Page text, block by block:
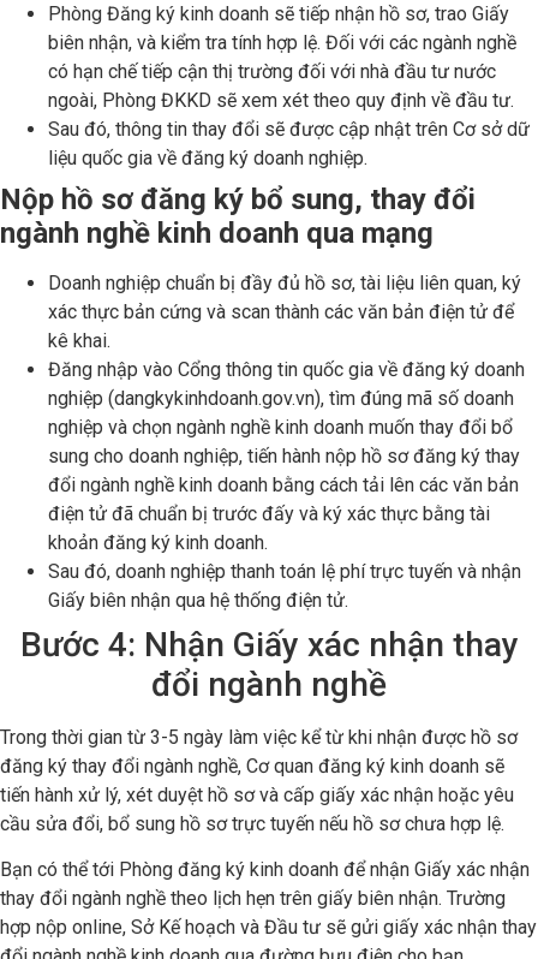
Phòng Đăng ký kinh doanh sẽ tiếp nhận hồ sơ, trao Giấy
biên nhận, và kiểm tra tính hợp lệ. Đối với các ngành nghề
có hạn chế tiếp cận thị trường đối với nhà đầu tư nước
ngoài, Phòng ĐKKD sẽ xem xét theo quy định về đầu tư.
Sau đó, thông tin thay đổi sẽ được cập nhật trên Cơ sở dữ
liệu quốc gia về đăng ký doanh nghiệp.
Nộp hồ sơ đăng ký bổ sung, thay đổi
ngành nghề kinh doanh qua mạng​
Doanh nghiệp chuẩn bị đầy đủ hồ sơ, tài liệu liên quan, ký
xác thực bản cứng và scan thành các văn bản điện tử để
kê khai.
Đăng nhập vào Cổng thông tin quốc gia về đăng ký doanh
nghiệp (dangkykinhdoanh.gov.vn), tìm đúng mã số doanh
nghiệp và chọn ngành nghề kinh doanh muốn thay đổi bổ
sung cho doanh nghiệp, tiến hành nộp hồ sơ đăng ký thay
đổi ngành nghề kinh doanh bằng cách tải lên các văn bản
điện tử đã chuẩn bị trước đấy và ký xác thực bằng tài
khoản đăng ký kinh doanh.
Sau đó, doanh nghiệp thanh toán lệ phí trực tuyến và nhận
Giấy biên nhận qua hệ thống điện tử.
Bước 4: Nhận Giấy xác nhận thay
đổi ngành nghề
Trong thời gian từ 3-5 ngày làm việc kể từ khi nhận được hồ sơ
đăng ký thay đổi ngành nghề, Cơ quan đăng ký kinh doanh sẽ
tiến hành xử lý, xét duyệt hồ sơ và cấp giấy xác nhận hoặc yêu
cầu sửa đổi, bổ sung hồ sơ trực tuyến nếu hồ sơ chưa hợp lệ.
Bạn có thể tới Phòng đăng ký kinh doanh để nhận Giấy xác nhận
thay đổi ngành nghề theo lịch hẹn trên giấy biên nhận. Trường
hợp nộp online, Sở Kế hoạch và Đầu tư sẽ gửi giấy xác nhận thay